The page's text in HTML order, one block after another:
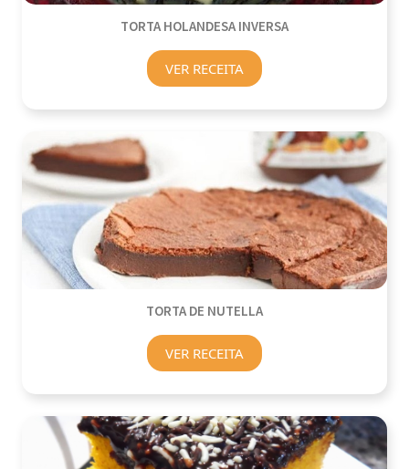
TORTA HOLANDESA INVERSA
VER RECEITA
TORTA DE NUTELLA
VER RECEITA